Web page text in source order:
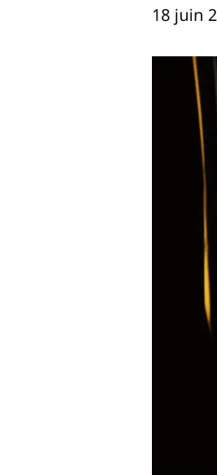
18 juin